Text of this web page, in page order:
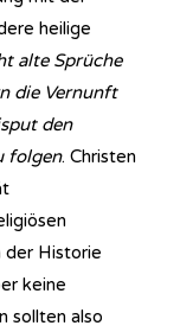
heilige
alte Sprüche
die Vernunft
den
folgen. Christen
der Historie
keine
sollten also